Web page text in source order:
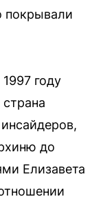
покрывали
году
до
Елизавета